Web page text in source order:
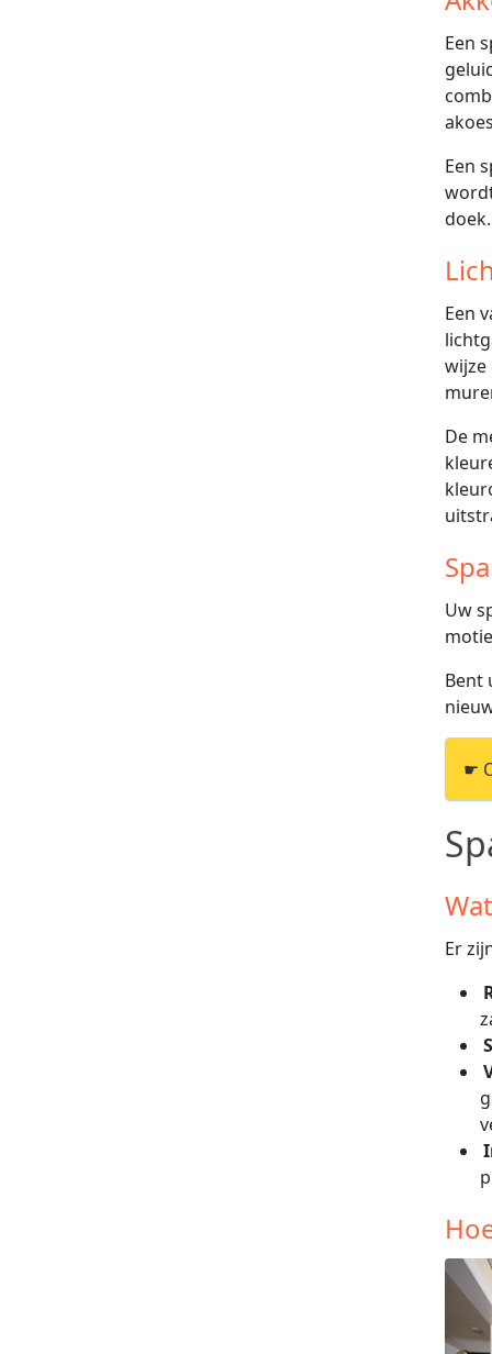
Een
Een
doek.
Een
wijze
De
Uw
Bent
☛
Er